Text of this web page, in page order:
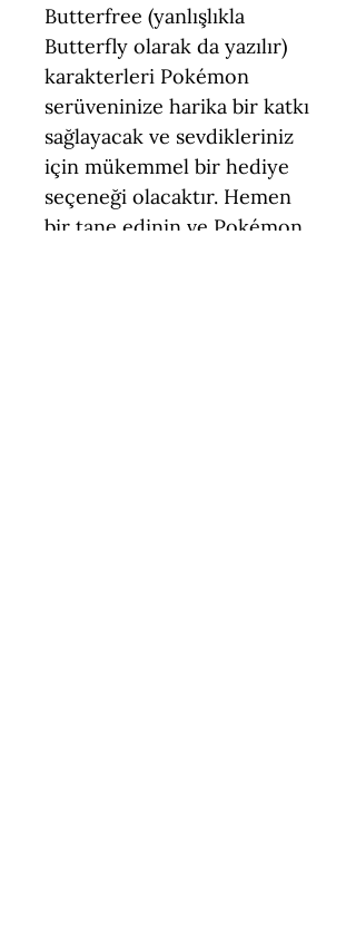
Butterfree (yanlışlıkla
Butterfly olarak da yazılır)
karakterleri Pokémon
serüveninize harika bir katkı
sağlayacak ve sevdikleriniz
için mükemmel bir hediye
seçeneği olacaktır. Hemen
bir tane edinin ve Pokémon